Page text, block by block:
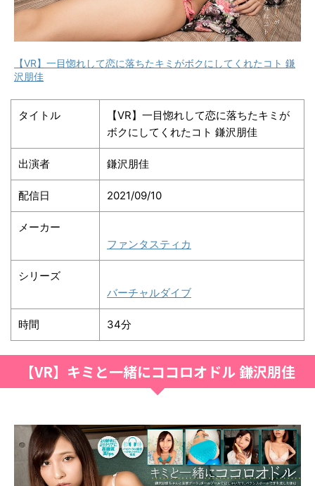
【VR】一目惚れして恋に落ちたキミがボクにしてくれたコト 鎌
沢朋佳
タイトル
【VR】一目惚れして恋に落ちたキミが
ボクにしてくれたコト 鎌沢朋佳
出演者 鎌沢朋佳
配信日 2021/09/10
メーカー
ファンタスティカ
シリーズ
バーチャルダイブ
時間 34分
【VR】キミと一緒にココロオドル 鎌沢朋佳